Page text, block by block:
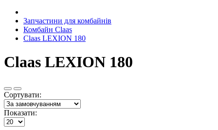
Запчастини для комбайнів
Комбайн Claas
Claas LEXION 180
Claas LEXION 180
Сортувати:
Показати: